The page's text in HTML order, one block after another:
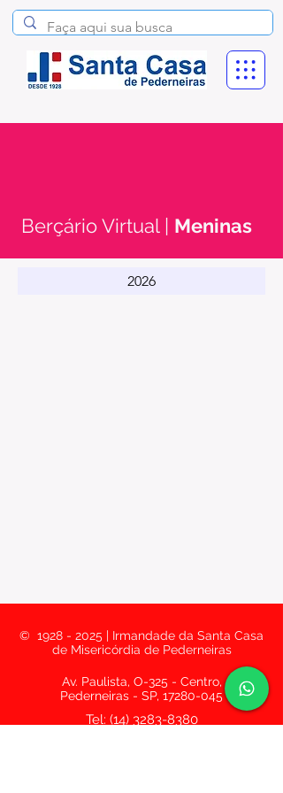
Berçário Virtual | Meninas
2026
© 1928 - 2025 | Irmandade da Santa Casa
de Misericórdia de Pederneiras
Av. Paulista, O-325 - Centro,
Pederneiras - SP, 17280-045
Tel: (14) 3283-8380